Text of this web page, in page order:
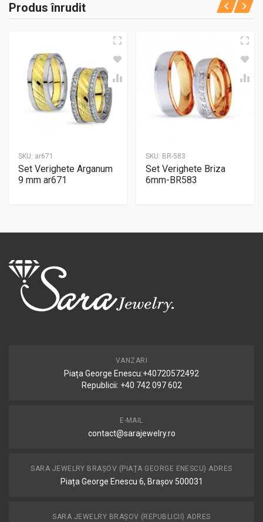
Produs înrudit
SKU: ar671
Set Verighete Arganum
9 mm ar671
SKU: BR-583
Set Verighete Briza
6mm-BR583
VANZARI
Piața George Enescu:+40720572492
Republicii: +40 742 097 602
E-MAIL
contact@sarajewelry.ro
SARA JEWELRY BRAȘOV (PIAȚA GEORGE ENESCU) ADRES
Piața George Enescu 6, Brașov 500031
SARA JEWELRY BRAȘOV (REPUBLICII) ADRES